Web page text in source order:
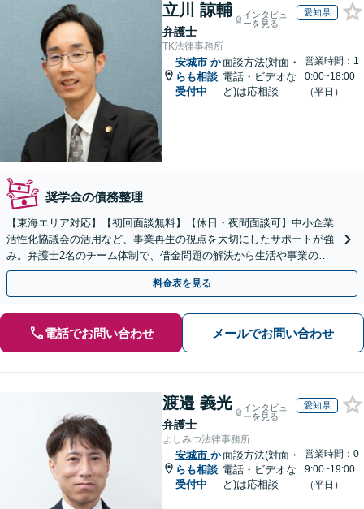
立川 諒輔
弁護士
インタビュ
ーを見る
愛知県
TK法律事務所
安城市 か
らも相談
受付中
面談方法(対面・
電話・ビデオな
ど)は応相談
営業時間：1
0:00~18:00
（平日）
奨学金の債務整理
【東海エリア対応】【初回面談無料】【休日・夜間面談可】中小企業
活性化協議会の活用など、事業再生の視点を大切にしたサポートが強
み。弁護士2名のチーム体制で、借金問題の解決から生活や事業の立
て直しまで丁寧に寄り添います。【法人・個人】
料金表を見る
電話でお問い合わせ メールでお問い合わせ
渡邉 義光
弁護士
インタビュ
ーを見る
愛知県
よしみつ法律事務所
安城市 か
らも相談
受付中
面談方法(対面・
電話・ビデオな
ど)は応相談
営業時間：0
9:00~19:00
（平日）